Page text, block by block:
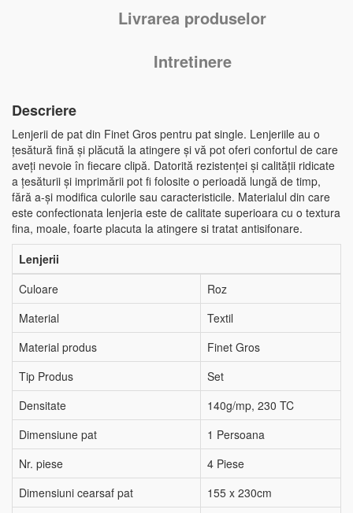
Livrarea produselor
Intretinere
Descriere
Lenjerii de pat din Finet Gros pentru pat single. Lenjeriile au o
țesătură fină și plăcută la atingere și vă pot oferi confortul de care
aveți nevoie în fiecare clipă. Datorită rezistenței și calității ridicate
a țesăturii și imprimării pot fi folosite o perioadă lungă de timp,
fără a-și modifica culorile sau caracteristicile. Materialul din care
este confectionata lenjeria este de calitate superioara cu o textura
fina, moale, foarte placuta la atingere si tratat antisifonare.
Lenjerii
Culoare
Roz
Material
Textil
Material produs
Finet Gros
Tip Produs
Set
Densitate
140g/mp, 230 TC
Dimensiune pat
1 Persoana
Nr. piese
4 Piese
Dimensiuni cearsaf pat
155 x 230cm